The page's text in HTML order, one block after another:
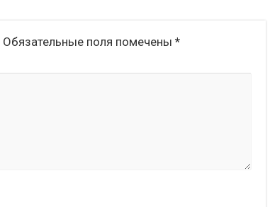
Обязательные поля помечены *